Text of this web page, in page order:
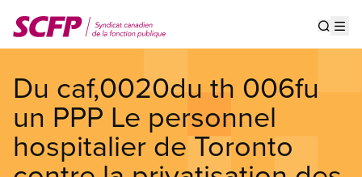
au
contenu
Du caf,0020du th 006fu
un PPP Le personnel
hospitalier de Toronto